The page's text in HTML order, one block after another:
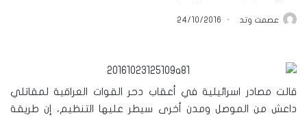
عصمت وتد 24/10/2016
قالت مصادر اسرائيلية في أعقاب دحر القوات العراقية لمقاتلي
داعش من الموصل ومدن أخرى سيطر عليها التنظيم، إن طريقة